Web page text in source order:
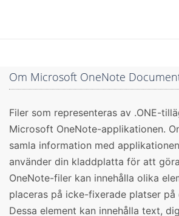
Om Microsoft OneNote
Filer som representeras av .ONE-
Microsoft OneNote-applikationen.
samla information med
använder din kladdplatta för att
OneNote-filer kan innehålla olika
placeras på icke-fixerade platser på
Dessa element kan innehålla text,